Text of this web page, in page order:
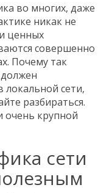
во многих, даже
никак не
ценных
совершенно
Почему так
локальной сети,
разбираться.
очень крупной
сети